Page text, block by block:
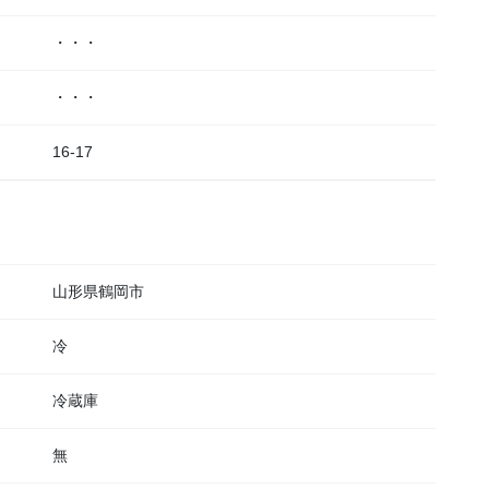
・・・
・・・
16-17
山形県鶴岡市
冷
冷蔵庫
無